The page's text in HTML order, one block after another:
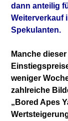
dann anteilig
Weiterverkauf
Spekulanten.
Manche
weniger
zahlreiche
„Bored Apes